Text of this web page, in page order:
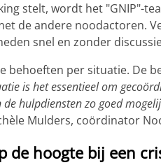
stelt, wordt het "GNIP"-
de andere noodactoren.
snel en zonder
behoeften per situatie.
is het essentieel om
hulpdiensten zo goed
Mulders, coördinator
de hoogte bij een